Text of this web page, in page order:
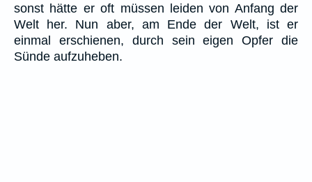
sonst hätte er oft müssen leiden von Anfang der
Welt her. Nun aber, am Ende der Welt, ist er
einmal erschienen, durch sein eigen Opfer die
Sünde aufzuheben.